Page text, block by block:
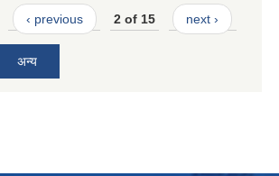
‹ previous 2 of 15 next ›
अन्य